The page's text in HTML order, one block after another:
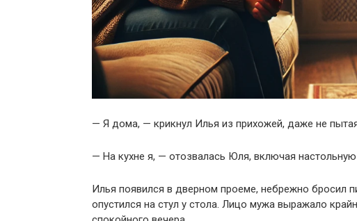
— Я дома, — крикнул Илья из прихожей, даже не
— На кухне я, — отозвалась Юля, включая настольную
Илья появился в дверном проеме, небрежно бросил
опустился на стул у стола. Лицо мужа выражало